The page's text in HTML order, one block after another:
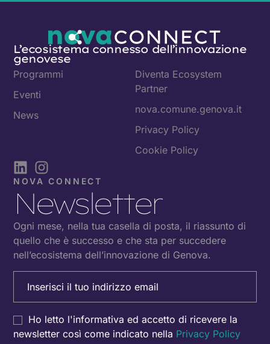
L’ecosistema connesso dell’innovazione
genovese
Programmi
Eventi
News
Diventa Ecosystem
Partner
nova.comune.genova.it
Privacy Policy
Cookie Policy
NOVA CONNECT
Newsletter
Ogni mese, nella tua casella di posta, il riassunto di
quello che è successo e che sta per succedere
nell’ecosistema dell’innovazione di Genova.
(Obbligatorio)
Consenso
Ho letto l'informativa ed accetto di ricevere la
newsletter così come indicato nella Privacy Policy